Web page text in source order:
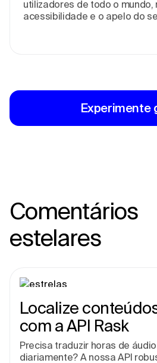
utilizadores de todo o mundo,
acessibilidade e o apelo do
Experimente
Comentários
estelares
Localize
com a API Rask
Precisa traduzir horas de
diariamente? A nossa API